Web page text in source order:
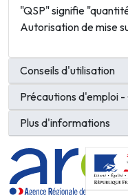
"QSP" signifie
Autorisation de mise
Conseils d'utilisation
Précautions d'emploi
Plus d'informations